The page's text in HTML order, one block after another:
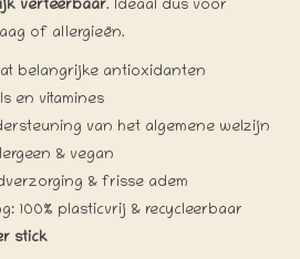
verteerbaar. Ideaal dus voor
of allergieën.
belangrijke antioxidanten
en vitamines
van het algemene welzijn
& vegan
& frisse adem
100% plasticvrij & recycleerbaar
stick